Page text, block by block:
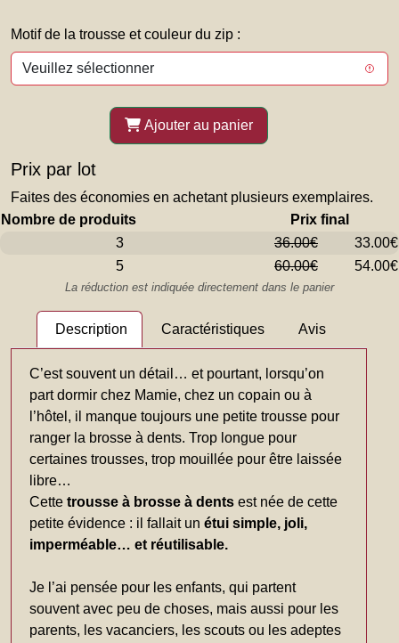
Motif de la trousse et couleur du zip :
Ajouter au panier
Prix par lot
Faites des économies en achetant plusieurs exemplaires.
Nombre de produits
Prix final
3
36.00€
33.00€
5
60.00€ 54.00€
La réduction est indiquée directement dans le panier
Description Caractéristiques Avis
C’est souvent un détail… et pourtant, lorsqu’on
part dormir chez Mamie, chez un copain ou à
l’hôtel, il manque toujours une petite trousse pour
ranger la brosse à dents. Trop longue pour
certaines trousses, trop mouillée pour être laissée
libre…
Cette trousse à brosse à dents est née de cette
petite évidence : il fallait un étui simple, joli,
imperméable… et réutilisable.
Je l’ai pensée pour les enfants, qui partent
souvent avec peu de choses, mais aussi pour les
parents, les vacanciers, les scouts ou les adeptes